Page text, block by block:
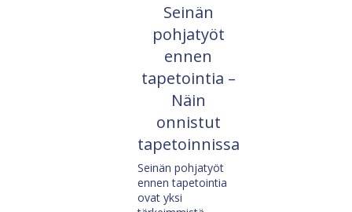
Seinän
pohjatyöt
ennen
tapetointia –
Näin
onnistut
tapetoinnissa
Seinän pohjatyöt
ennen tapetointia
ovat yksi